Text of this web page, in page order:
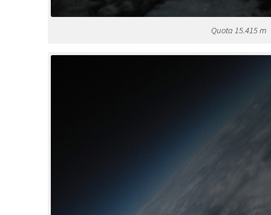
Quota 15.415 m